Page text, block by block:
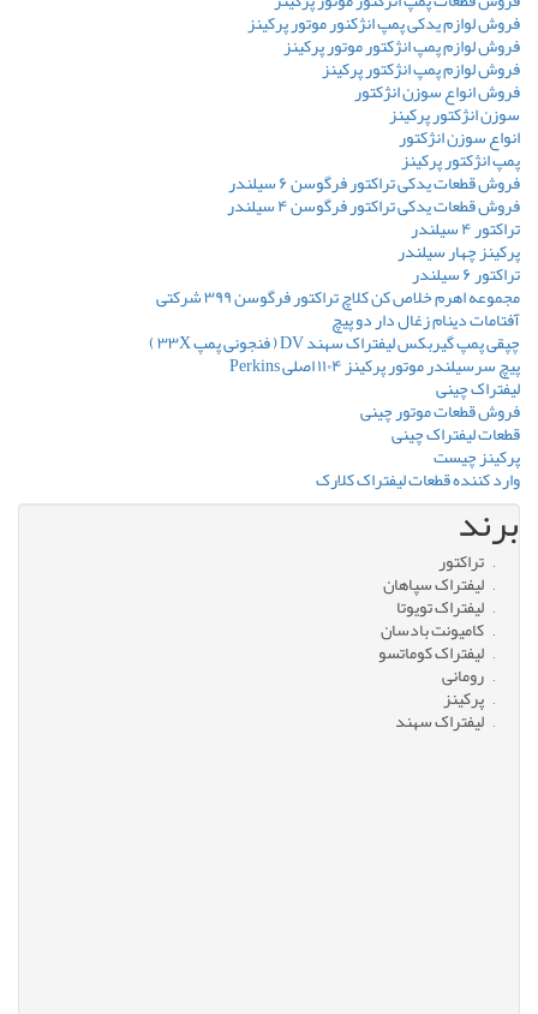
فروش لوازم یدکی پمپ انژکنور موتور پرکینز
فروش لوازم پمپ انژکتور موتور پرکینز
فروش لوازم پمپ انژکتور پرکینز
فروش انواع سوزن انژکتور
سوزن انژکتور پرکینز
انواع سوزن انژکتور
پمپ انژکتور پرکینز
فروش قطعات یدکی تراکتور فرگوسن ۶ سیلندر
فروش قطعات یدکی تراکتور فرگوسن ۴ سیلندر
تراکتور ۴ سیلندر
پرکینز چهار سیلندر
تراکتور ۶ سیلندر
مجموعه اهرم خلاص کن کلاچ تراکتور فرگوسن ۳۹۹ شرکتی
آفتامات دینام زغال دار دو پیچ
چپقی پمپ گیربکس لیفتراک سهند DV ( فنجونی پمپ ۳۳X )
پیچ سرسیلندر موتور پرکینز ۱۱۰۴ اصلی Perkins
لیفتراک چینی
فروش قطعات موتور چینی
قطعات لیفتراک چینی
پرکینز چیست
وارد کننده قطعات لیفتراک کلارک
برند
تراکتور
لیفتراک سپاهان
لیفتراک تویوتا
کامیونت بادسان
لیفتراک کوماتسو
رومانی
پرکینز
لیفتراک سهند